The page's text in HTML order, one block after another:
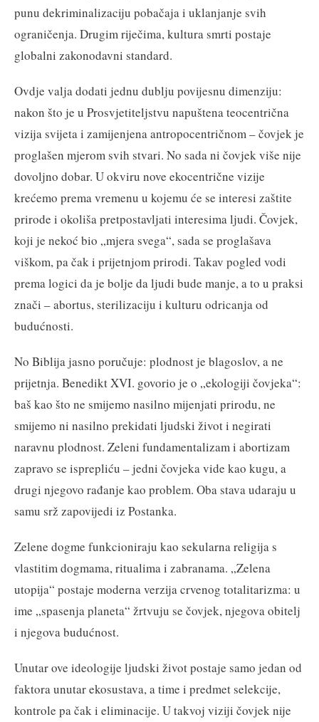
punu dekriminalizaciju pobačaja i uklanjanje svih
ograničenja. Drugim riječima, kultura smrti postaje
globalni zakonodavni standard.
Ovdje valja dodati jednu dublju povijesnu dimenziju:
nakon što je u Prosvjetiteljstvu napuštena teocentrična
vizija svijeta i zamijenjena antropocentričnom – čovjek je
proglašen mjerom svih stvari. No sada ni čovjek više nije
dovoljno dobar. U okviru nove ekocentrične vizije
krećemo prema vremenu u kojemu će se interesi zaštite
prirode i okoliša pretpostavljati interesima ljudi. Čovjek,
koji je nekoć bio „mjera svega“, sada se proglašava
viškom, pa čak i prijetnjom prirodi. Takav pogled vodi
prema logici da je bolje da ljudi bude manje, a to u praksi
znači – abortus, sterilizaciju i kulturu odricanja od
budućnosti.
No Biblija jasno poručuje: plodnost je blagoslov, a ne
prijetnja. Benedikt XVI. govorio je o „ekologiji čovjeka“:
baš kao što ne smijemo nasilno mijenjati prirodu, ne
smijemo ni nasilno prekidati ljudski život i negirati
naravnu plodnost. Zeleni fundamentalizam i abortizam
zapravo se isprepliću – jedni čovjeka vide kao kugu, a
drugi njegovo rađanje kao problem. Oba stava udaraju u
samu srž zapovijedi iz Postanka.
Zelene dogme funkcioniraju kao sekularna religija s
vlastitim dogmama, ritualima i zabranama. „Zelena
utopija“ postaje moderna verzija crvenog totalitarizma: u
ime „spasenja planeta“ žrtvuju se čovjek, njegova obitelj
i njegova budućnost.
Unutar ove ideologije ljudski život postaje samo jedan od
faktora unutar ekosustava, a time i predmet selekcije,
kontrole pa čak i eliminacije. U takvoj viziji čovjek nije